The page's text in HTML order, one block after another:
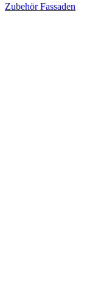
Zubehör Fassaden